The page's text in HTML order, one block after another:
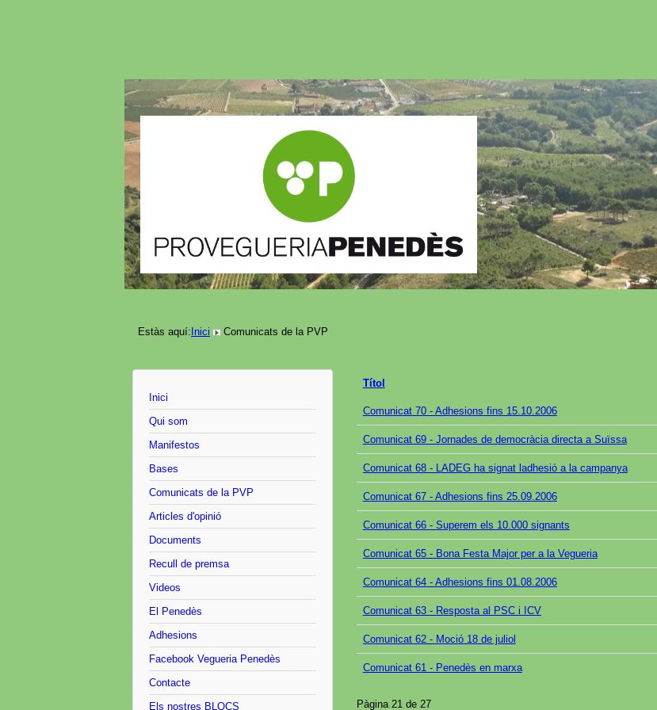
Estàs aquí:Inici Comunicats de la PVP
Inici
Qui som
Manifestos
Bases
Comunicats de la PVP
Articles d'opinió
Documents
Recull de premsa
Videos
El Penedès
Adhesions
Facebook Vegueria Penedès
Contacte
Els nostres BLOCS
Títol
Comunicat 70 - Adhesions fins 15.10.2006
Comunicat 69 - Jornades de democràcia directa a Suïssa
Comunicat 68 - LADEG ha signat ladhesió a la campanya
Comunicat 67 - Adhesions fins 25.09.2006
Comunicat 66 - Superem els 10.000 signants
Comunicat 65 - Bona Festa Major per a la Vegueria
Comunicat 64 - Adhesions fins 01.08.2006
Comunicat 63 - Resposta al PSC i ICV
Comunicat 62 - Moció 18 de juliol
Comunicat 61 - Penedès en marxa
Pàgina 21 de 27